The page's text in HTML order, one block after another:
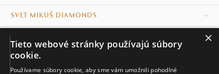
SVET MIKUŠ DIAMONDS
KONTAKT
×
Tieto webové stránky používajú súbory
cookie.
Používame súbory cookie, aby sme vám umožnili pohodlné